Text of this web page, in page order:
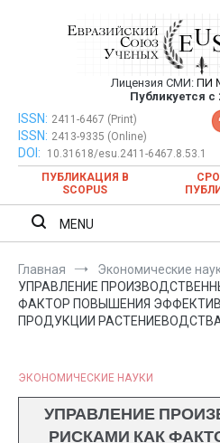
Евразийский
публикация
ежемесячном
Лицензия СМИ: ПИ
Публикуется с
Евразийский Союз Ученых —
ежемесячном
ISSN: 2411-6467 (Print)
ISSN: 2413-9335 (Online)
DOI:
10.31618/esu.2411-6467.8.53.1
ПУБЛИКАЦИЯ В
SCOPUS
MENU
Главная
Экономические
УПРАВЛЕНИЕ
ФАКТОР ПОВЫШЕНИЯ
ПРОДУКЦИИ
ЭКОНОМИЧЕСКИЕ НАУКИ
УПРАВЛЕНИЕ
РИСКАМИ КАК